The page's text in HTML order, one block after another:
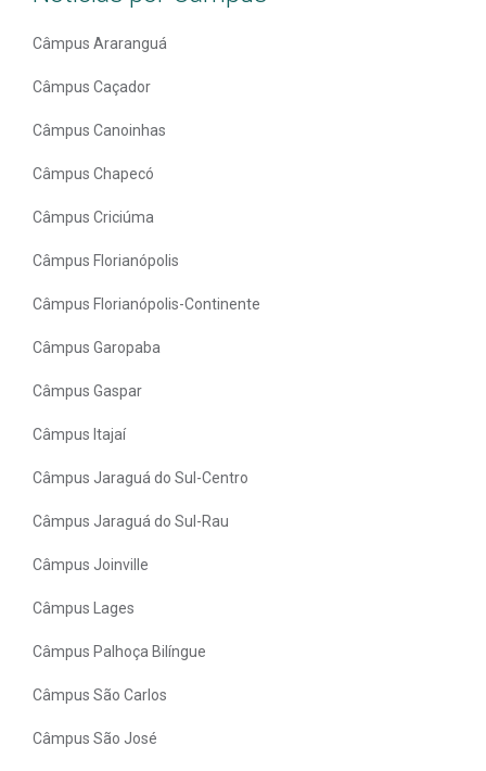
Câmpus Araranguá
Câmpus Caçador
Câmpus Canoinhas
Câmpus Chapecó
Câmpus Criciúma
Câmpus Florianópolis
Câmpus Florianópolis-Continente
Câmpus Garopaba
Câmpus Gaspar
Câmpus Itajaí
Câmpus Jaraguá do Sul-Centro
Câmpus Jaraguá do Sul-Rau
Câmpus Joinville
Câmpus Lages
Câmpus Palhoça Bilíngue
Câmpus São Carlos
Câmpus São José